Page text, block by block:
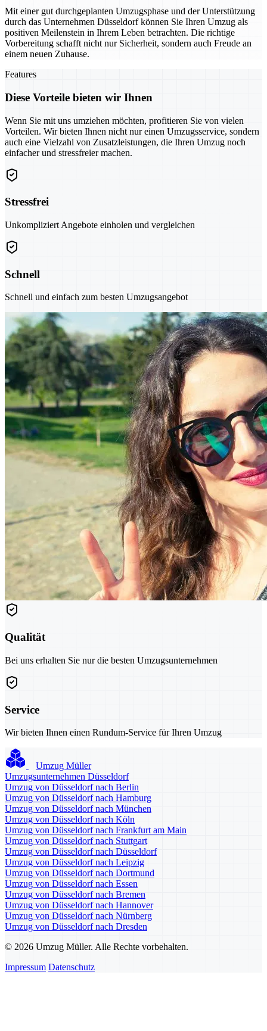
Mit einer gut durchgeplanten Umzugsphase und der Unterstützung
durch das Unternehmen Düsseldorf können Sie Ihren Umzug als
positiven Meilenstein in Ihrem Leben betrachten. Die richtige
Vorbereitung schafft nicht nur Sicherheit, sondern auch Freude an
einem neuen Zuhause.
Features
Diese Vorteile bieten wir Ihnen
Wenn Sie mit uns umziehen möchten, profitieren Sie von vielen
Vorteilen. Wir bieten Ihnen nicht nur einen Umzugsservice, sondern
auch eine Vielzahl von Zusatzleistungen, die Ihren Umzug noch
einfacher und stressfreier machen.
Stressfrei
Unkompliziert Angebote einholen und vergleichen
Schnell
Schnell und einfach zum besten Umzugsangebot
Qualität
Bei uns erhalten Sie nur die besten Umzugsunternehmen
Service
Wir bieten Ihnen einen Rundum-Service für Ihren Umzug
Umzug Müller
Umzugsunternehmen Düsseldorf
Umzug von Düsseldorf nach Berlin
Umzug von Düsseldorf nach Hamburg
Umzug von Düsseldorf nach München
Umzug von Düsseldorf nach Köln
Umzug von Düsseldorf nach Frankfurt am Main
Umzug von Düsseldorf nach Stuttgart
Umzug von Düsseldorf nach Düsseldorf
Umzug von Düsseldorf nach Leipzig
Umzug von Düsseldorf nach Dortmund
Umzug von Düsseldorf nach Essen
Umzug von Düsseldorf nach Bremen
Umzug von Düsseldorf nach Hannover
Umzug von Düsseldorf nach Nürnberg
Umzug von Düsseldorf nach Dresden
© 2026 Umzug Müller. Alle Rechte vorbehalten.
Impressum Datenschutz